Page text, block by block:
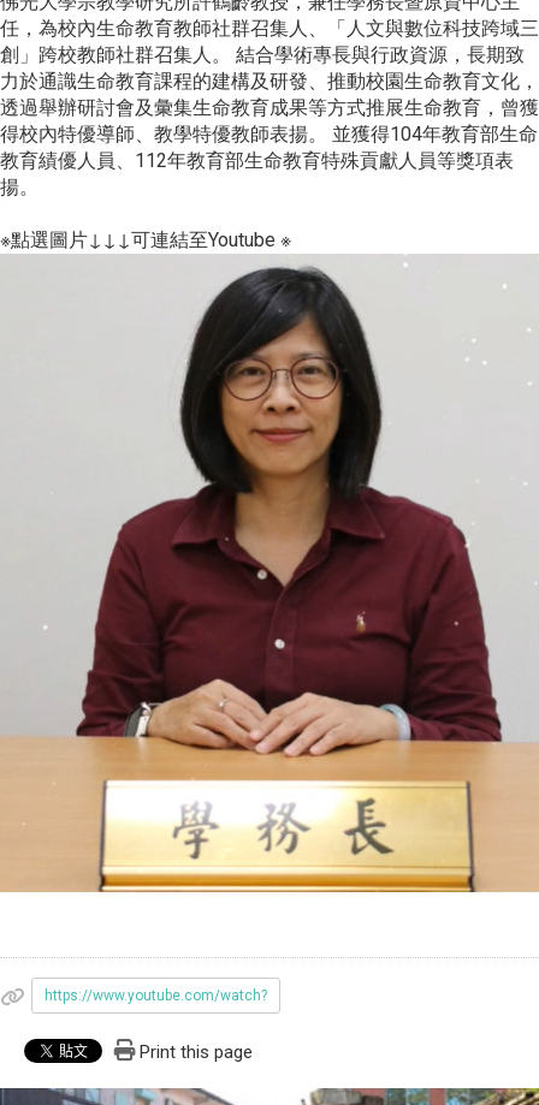
任，為校內生命教育教師社群召集人、「人文與數位科技跨域三
創」跨校教師社群召集人。 結合學術專長與行政資源，長期致
力於通識生命教育課程的建構及研發、推動校園生命教育文化，
透過舉辦研討會及彙集生命教育成果等方式推展生命教育，曾獲
得校內特優導師、教學特優教師表揚。 並獲得104年教育部生命
教育績優人員、112年教育部生命教育特殊貢獻人員等獎項表
揚。
※點選圖片↓↓↓可連結至Youtube ※
https://www.youtube.com/watch?
Print this page